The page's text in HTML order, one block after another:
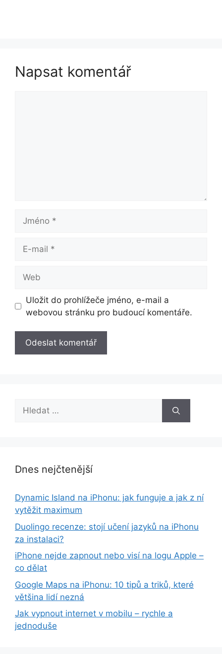
Napsat komentář
Jméno
mail
Uložit do prohlížeče jméno, e-mail a
webovou stránku pro budoucí komentáře.
Hledat:
Dnes nejčtenější
Dynamic Island na iPhonu: jak funguje a jak z ní
vytěžit maximum
Duolingo recenze: stojí učení jazyků na iPhonu
za instalaci?
iPhone nejde zapnout nebo visí na logu Apple –
co dělat
Google Maps na iPhonu: 10 tipů a triků, které
většina lidí nezná
Jak vypnout internet v mobilu – rychle a
jednoduše